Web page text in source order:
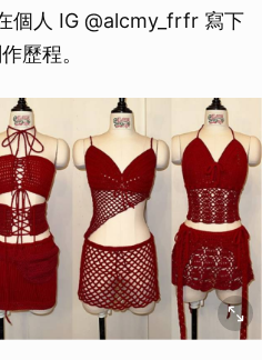
個人 IG @alcmy_frfr 寫下
歷程。